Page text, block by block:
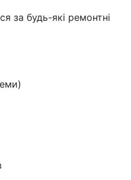
за будь-які ремонтні